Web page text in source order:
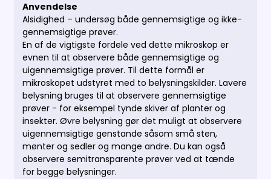
Anvendelse
Alsidighed – undersøg både gennemsigtige og ikke-
gennemsigtige prøver.
En af de vigtigste fordele ved dette mikroskop er
evnen til at observere både gennemsigtige og
uigennemsigtige prøver. Til dette formål er
mikroskopet udstyret med to belysningskilder. Lavere
belysning bruges til at observere gennemsigtige
prøver - for eksempel tynde skiver af planter og
insekter. Øvre belysning gør det muligt at observere
uigennemsigtige genstande såsom små sten,
mønter og sedler og mange andre. Du kan også
observere semitransparente prøver ved at tænde
for begge belysninger.